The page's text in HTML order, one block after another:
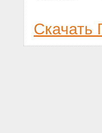
Скачать